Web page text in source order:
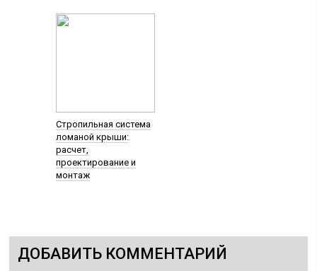
Стропильная система
ломаной крыши:
расчет,
проектирование и
монтаж
ДОБАВИТЬ КОММЕНТАРИЙ